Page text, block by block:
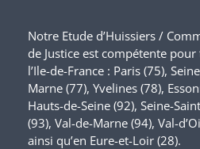
Notre Etude d’Huissiers /
de Justice est compétente
l’Ile-de-France : Paris (75),
Marne (77), Yvelines (78),
Hauts-de-Seine (92), Seine-
(93), Val-de-Marne (94), Val-
ainsi qu’en Eure-et-Loir (28).